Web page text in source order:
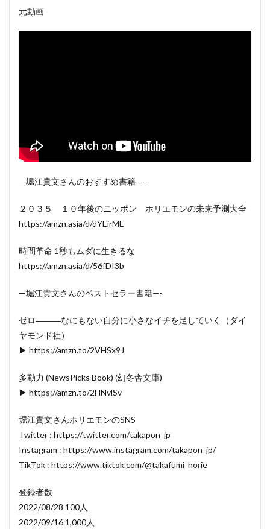
元動画
—堀江貴文さんのおすすめ書籍—-
２０３５ １０年後のニッポン ホリエモンの未来予測大全
https://amzn.asia/d/dYEirME
時間革命 1秒もムダに生きるな
https://amzn.asia/d/56fDI3b
—堀江貴文さんのベストセラー書籍—-
ゼロ―――なにもない自分に小さなイチを足していく（ダイ
ヤモンド社）
▶ https://amzn.to/2VHSx9J
多動力 (NewsPicks Book) (幻冬舎文庫)
▶ https://amzn.to/2HNvlSv
堀江貴文さんホリエモンのSNS
Twitter : https://twitter.com/takapon_jp
Instagram : https://www.instagram.com/takapon_jp/
TikTok : https://www.tiktok.com/@takafumi_horie
登録者数
2022/08/28 100人
2022/09/16 1,000人